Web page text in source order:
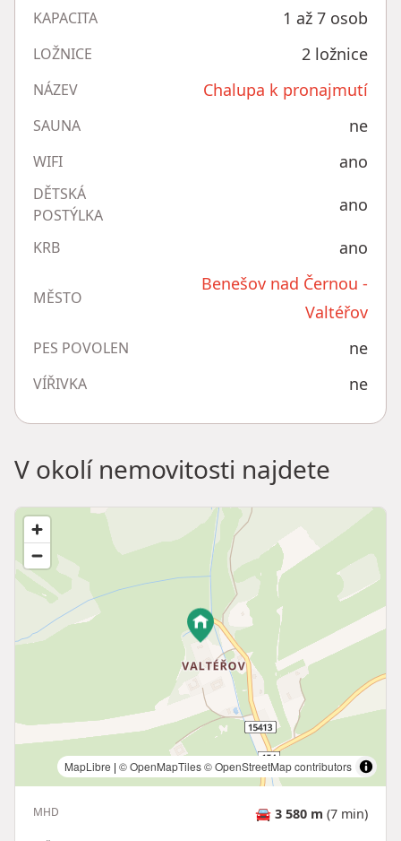
KAPACITA 1 až 7 osob
LOŽNICE 2 ložnice
NÁZEV Chalupa k pronajmutí
SAUNA ne
WIFI ano
DĚTSKÁ
POSTÝLKA
ano
KRB ano
MĚSTO
Benešov nad Černou -
Valtéřov
PES POVOLEN ne
VÍŘIVKA ne
V okolí nemovitosti najdete
MapLibre | © OpenMapTiles© OpenStreetMap contributors
MHD 🚘 3 580 m (7 min)